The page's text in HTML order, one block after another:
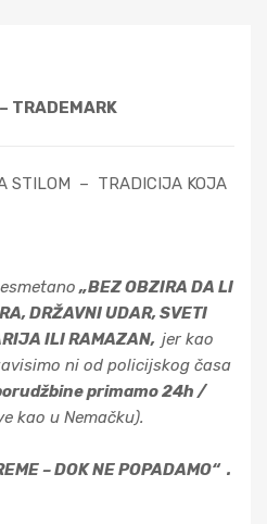
TRADEMARK
STILOM – TRADICIJA KOJA
„BEZ OBZIRA DA LI
DRŽAVNI UDAR, SVETI
ILI RAMAZAN, jer kao
ni od policijskog časa
primamo 24h /
kao u Nemačku).
– DOK NE POPADAMO“ .